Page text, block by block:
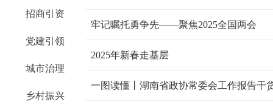
招商引资
党建引领
城市治理
乡村振兴
牢记嘱托勇争先——聚焦2025全国两会
2025年新春走基层
一图读懂丨湖南省政协常委会工作报告干